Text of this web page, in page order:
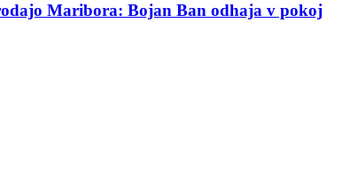
Maribora: Bojan Ban odhaja v pokoj